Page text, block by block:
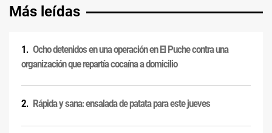
Más leídas
Ocho detenidos en una operación en El Puche contra una
organización que repartía cocaína a domicilio
Rápida y sana: ensalada de patata para este jueves